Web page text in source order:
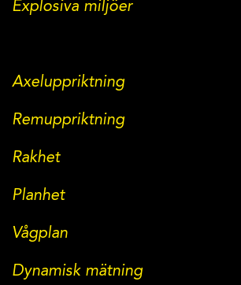
Explosiva miljöer
Axeluppriktning
Remuppriktning
Rakhet
Planhet
Vågplan
Dynamisk mätning